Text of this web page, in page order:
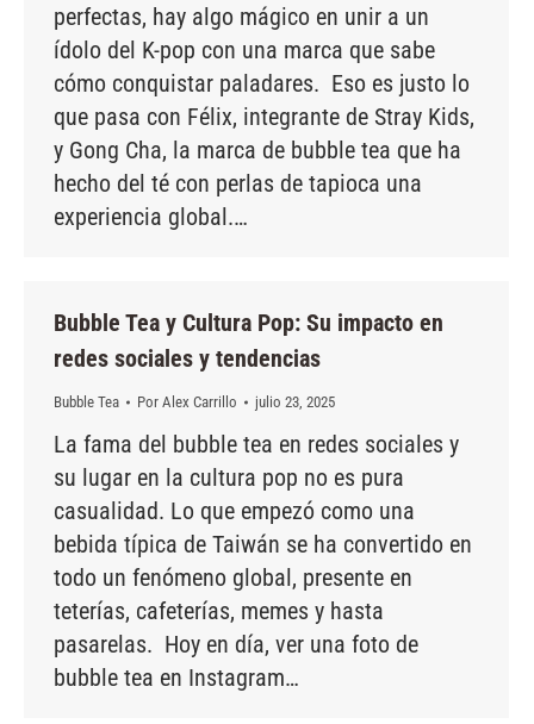
perfectas, hay algo mágico en unir a un
ídolo del K-pop con una marca que sabe
cómo conquistar paladares. Eso es justo lo
que pasa con Félix, integrante de Stray Kids,
y Gong Cha, la marca de bubble tea que ha
hecho del té con perlas de tapioca una
experiencia global.…
Bubble Tea y Cultura Pop: Su impacto en
redes sociales y tendencias
Bubble Tea Por Alex Carrillo julio 23, 2025
La fama del bubble tea en redes sociales y
su lugar en la cultura pop no es pura
casualidad. Lo que empezó como una
bebida típica de Taiwán se ha convertido en
todo un fenómeno global, presente en
teterías, cafeterías, memes y hasta
pasarelas. Hoy en día, ver una foto de
bubble tea en Instagram…